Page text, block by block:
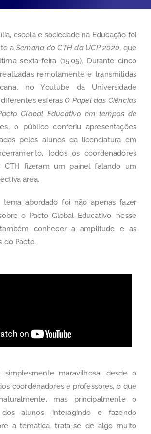
escola e sociedade na Educação foi
aSemana do CTH da UCP 2020, que
sexta-feira (15.05). Durante cinco
remotamente e transmitidas
no Youtube da Universidade
esferasO Papel das Ciências
Global Educativo em tempos de
o público conferiu apresentações
pelos alunos da licenciatura em
todos os coordenadores
CTH fizeram um painelfalando um
área.
abordado foi não apenas fazer
o Pacto Global Educativo, nesse
conhecer a amplitude e as
do Pacto.
simplesmente maravilhosa, desde o
coordenadores e professores, o que
mas principalmente o
dos alunos, interagindo e fazendo
a temática, trata-se de algo muito